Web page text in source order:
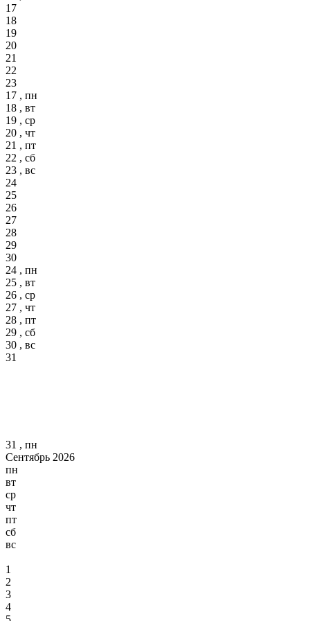
17
18
19
20
21
22
23
17 , пн
18 , вт
19 , ср
20 , чт
21 , пт
22 , сб
23 , вс
24
25
26
27
28
29
30
24 , пн
25 , вт
26 , ср
27 , чт
28 , пт
29 , сб
30 , вс
31
31 , пн
Сентябрь 2026
пн
вт
ср
чт
пт
сб
вс
1
2
3
4